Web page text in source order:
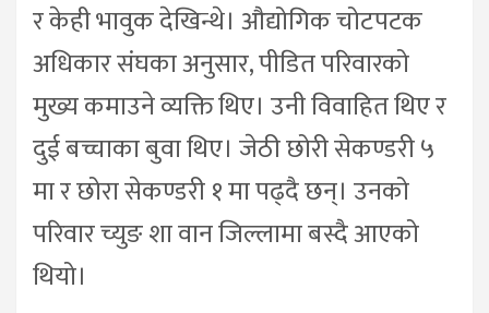
र केही भावुक देखिन्थे। औद्योगिक चोटपटक
अधिकार संघका अनुसार, पीडित परिवारको
मुख्य कमाउने व्यक्ति थिए। उनी विवाहित थिए र
दुई बच्चाका बुवा थिए। जेठी छोरी सेकण्डरी ५
मा र छोरा सेकण्डरी १ मा पढ्दै छन्। उनको
परिवार च्युङ शा वान जिल्लामा बस्दै आएको
थियो।